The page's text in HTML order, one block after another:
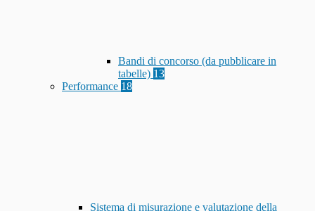
Bandi di concorso (da pubblicare in
tabelle) 13
Performance 18
Sistema di misurazione e valutazione della